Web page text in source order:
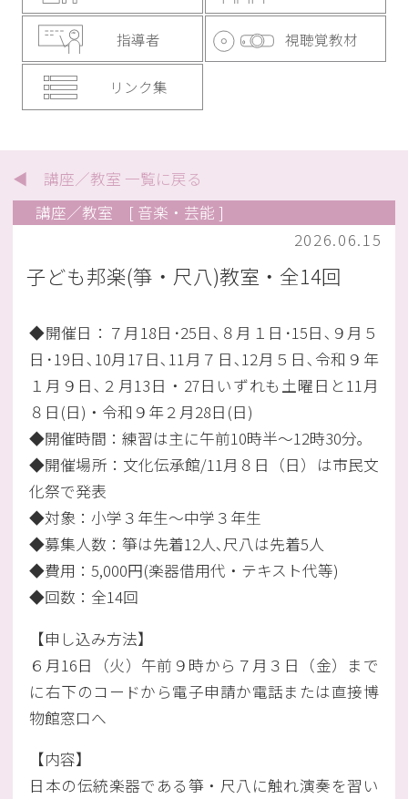
指導者 視聴覚教材
リンク集
◀ 講座／教室 一覧に戻る
講座／教室
[ 音楽・芸能 ]
2026.06.15
子ども邦楽(箏・尺八)教室・全14回
◆開催日：７月18日･25日､８月１日･15日､９月５
日･19日､10月17日､11月７日､12月５日､令和９年
１月９日､２月13日・27日いずれも土曜日と11月
８日(日)・令和９年２月28日(日)
◆開催時間：練習は主に午前10時半～12時30分｡
◆開催場所：文化伝承館/11月８日（日）は市民文
化祭で発表
◆対象：小学３年生～中学３年生
◆募集人数：箏は先着12人､尺八は先着5人
◆費用：5,000円(楽器借用代・テキスト代等)
◆回数：全14回
【申し込み方法】
６月16日（火）午前９時から７月３日（金）まで
に右下のコードから電子申請か電話または直接博
物館窓口へ
【内容】
日本の伝統楽器である箏・尺八に触れ演奏を習い